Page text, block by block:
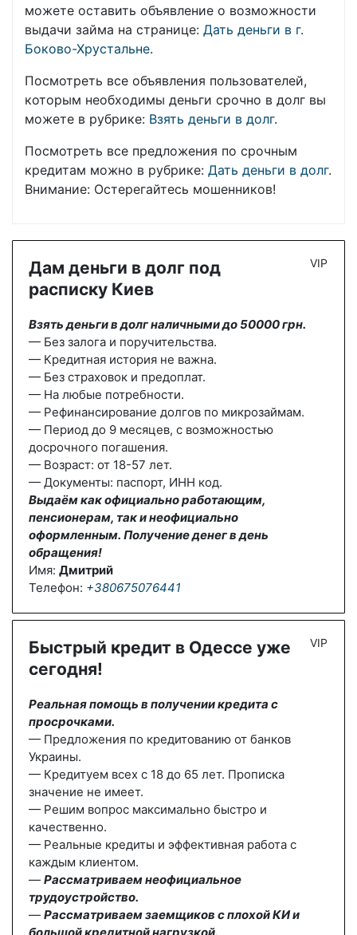
можете оставить объявление о возможности
выдачи займа на странице: Дать деньги в г.
Боково-Хрустальне.
Посмотреть все объявления пользователей,
которым необходимы деньги срочно в долг вы
можете в рубрике: Взять деньги в долг.
Посмотреть все предложения по срочным
кредитам можно в рубрике: Дать деньги в долг.
Внимание: Остерегайтесь мошенников!
Дам деньги в долг под
расписку Киев
Взять деньги в долг наличными до 50000 грн.
— Без залога и поручительства.
— Кредитная история не важна.
— Без страховок и предоплат.
— На любые потребности.
— Рефинансирование долгов по микрозаймам.
— Период до 9 месяцев, с возможностью
досрочного погашения.
— Возраст: от 18-57 лет.
— Документы: паспорт, ИНН код.
Выдаём как официально работающим,
пенсионерам, так и неофициально
оформленным. Получение денег в день
обращения!
Имя: Дмитрий
Телефон: +380675076441
VIP
Быстрый кредит в Одессе уже
сегодня!
Реальная помощь в получении кредита с
просрочками.
— Предложения по кредитованию от банков
Украины.
— Кредитуем всех с 18 до 65 лет. Прописка
значение не имеет.
— Решим вопрос максимально быстро и
качественно.
— Реальные кредиты и эффективная работа с
каждым клиентом.
— Рассматриваем неофициальное
трудоустройство.
— Рассматриваем заемщиков с плохой КИ и
VIP